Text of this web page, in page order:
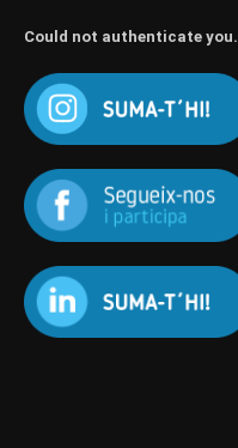
Could not authenticate you.